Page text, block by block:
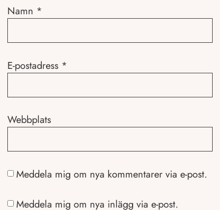
Namn *
E-postadress *
Webbplats
Meddela mig om nya kommentarer via e-post.
Meddela mig om nya inlägg via e-post.